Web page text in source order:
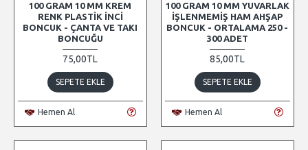
100 GRAM 10 MM KREM
RENK PLASTIK İNCI
BONCUK - ÇANTA VE TAKI
BONCUĞU
75,00TL
SEPETE EKLE
Hemen Al
100 GRAM 10 MM YUVARLAK
İŞLENMEMIŞ HAM AHŞAP
BONCUK - ORTALAMA 250 -
300 ADET
85,00TL
SEPETE EKLE
Hemen Al